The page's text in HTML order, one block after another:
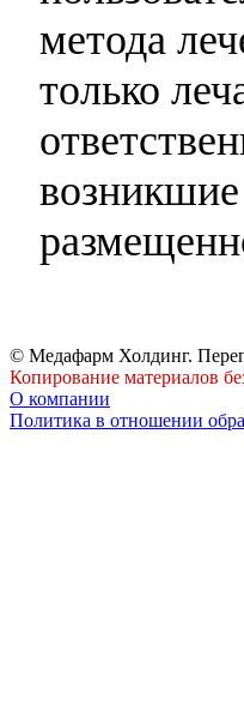
метода
только
возникшие
© Медафарм Холдинг.
Копирование материалов
О компании
Политика в отношении